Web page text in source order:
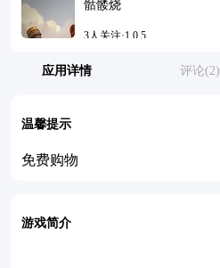
骷髅烧
3人关注·1.0.5
更新时间：2026-07-08 13:59
应用详情 评论(2)
温馨提示
免费购物
游戏简介